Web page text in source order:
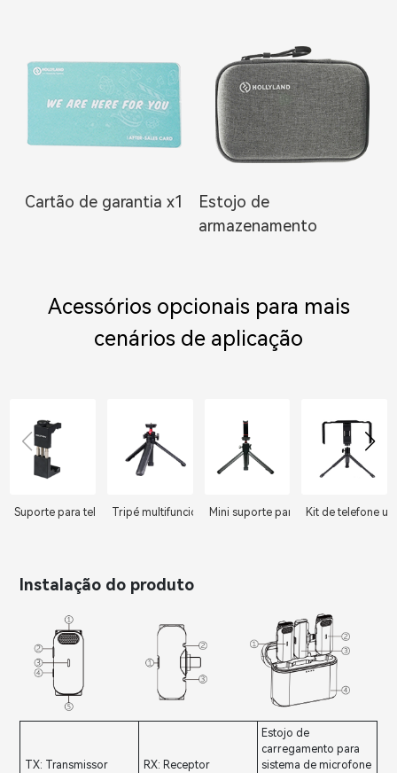
Cartão de garantia x1
Estojo de
armazenamento
Acessórios opcionais para mais
cenários de aplicação
Suporte para telefoneTripé multifuncionalMini suporte para tripé com clipe
Kit de telefone
Instalação do produto
TX: Transmissor RX: Receptor
Estojo de
carregamento para
sistema de microfone